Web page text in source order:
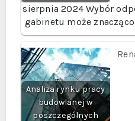
sierpnia 2024 Wybór
gabinetu może
Analiza rynku pracy
budowlanej w
poszczególnych